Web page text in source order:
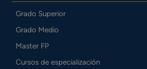
Grado Superior
Grado Medio
Master FP
Cursos de especialización